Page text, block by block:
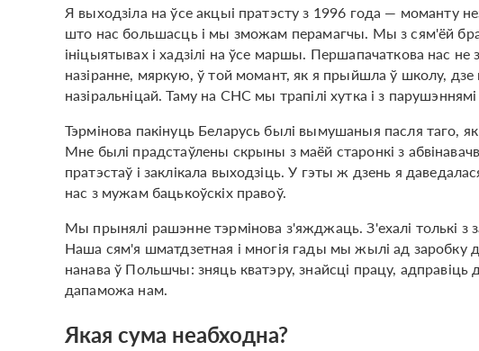
Я выходзіла на ўсе акцыі пратэсту з 1996 года — моманту
што нас большасць і мы зможам перамагчы. Мы з сям'ёй
ініцыятывах і хадзілі на ўсе маршы. Першапачаткова нас
назіранне, мяркую, ў той момант, як я прыйшла ў школу, дзе
назіральніцай. Таму на СНС мы трапілі хутка і з
Тэрмінова пакінуць Беларусь былі вымушаныя пасля таго,
Мне былі прадстаўлены скрыны з маёй старонкі з
пратэстаў і заклікала выходзіць. У гэты ж дзень я
нас з мужам бацькоўскіх правоў.
Мы прынялі рашэнне тэрмінова з'яжджаць. З'ехалі толькі з
Наша сям'я шматдзетная і многія гады мы жылі ад
нанава ў Польшчы: зняць кватэру, знайсці працу,
дапаможа нам.
Якая сума неабходна?